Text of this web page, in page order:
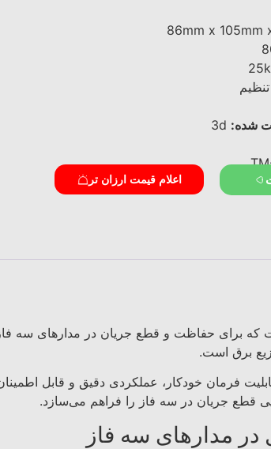
86mm x 105mm
شده:
اعلام قیمت ارزان تر
قابلیت فرمان خودکار، عملکردی دقیق و قابل
قطع جریان در سه فاز را فراهم می‌سازد.
مدارهای سه فاز